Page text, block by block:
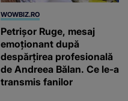
WOWBIZ.RO
Petrișor Ruge, mesaj
emoționant după
despărțirea profesională
de Andreea Bălan. Ce le-a
transmis fanilor